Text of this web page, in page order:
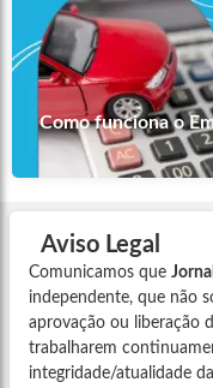
Como funciona o
Aviso Legal
Comunicamos que
independente, que não
aprovação ou liberação
trabalharem
integridade/atualidade